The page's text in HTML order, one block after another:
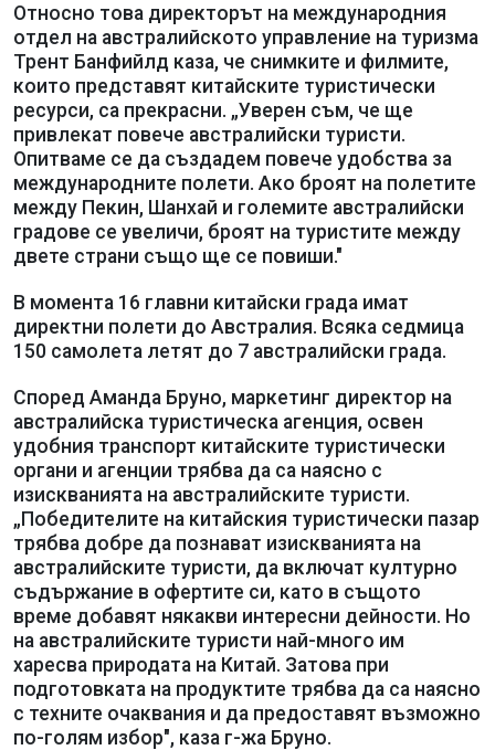
Относно това директорът на международния
отдел на австралийското управление на туризма
Трент Банфийлд каза, че снимките и филмите,
които представят китайските туристически
ресурси, са прекрасни. „Уверен съм, че ще
привлекат повече австралийски туристи.
Опитваме се да създадем повече удобства за
международните полети. Ако броят на полетите
между Пекин, Шанхай и големите австралийски
градове се увеличи, броят на туристите между
двете страни също ще се повиши."
В момента 16 главни китайски града имат
директни полети до Австралия. Всяка седмица
150 самолета летят до 7 австралийски града.
Според Аманда Бруно, маркетинг директор на
австралийска туристическа агенция, освен
удобния транспорт китайските туристически
органи и агенции трябва да са наясно с
изискванията на австралийските туристи.
„Победителите на китайския туристически пазар
трябва добре да познават изискванията на
австралийските туристи, да включат културно
съдържание в офертите си, като в същото
време добавят някакви интересни дейности. Но
на австралийските туристи най-много им
харесва природата на Китай. Затова при
подготовката на продуктите трябва да са наясно
с техните очаквания и да предоставят възможно
по-голям избор", каза г-жа Бруно.